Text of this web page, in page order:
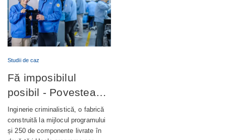
Studii de caz
Fă imposibilul
posibil - Povestea
completă din spatele
unui terminal bancar
de autoservire de
Inginerie criminalistică, o fabrică
construită la mijlocul programului
și 250 de componente livrate în